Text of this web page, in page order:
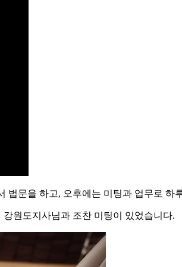
법문을 하고, 오후에는 미팅과 업무로 하
원도지사님과 조찬 미팅이 있었습니다.